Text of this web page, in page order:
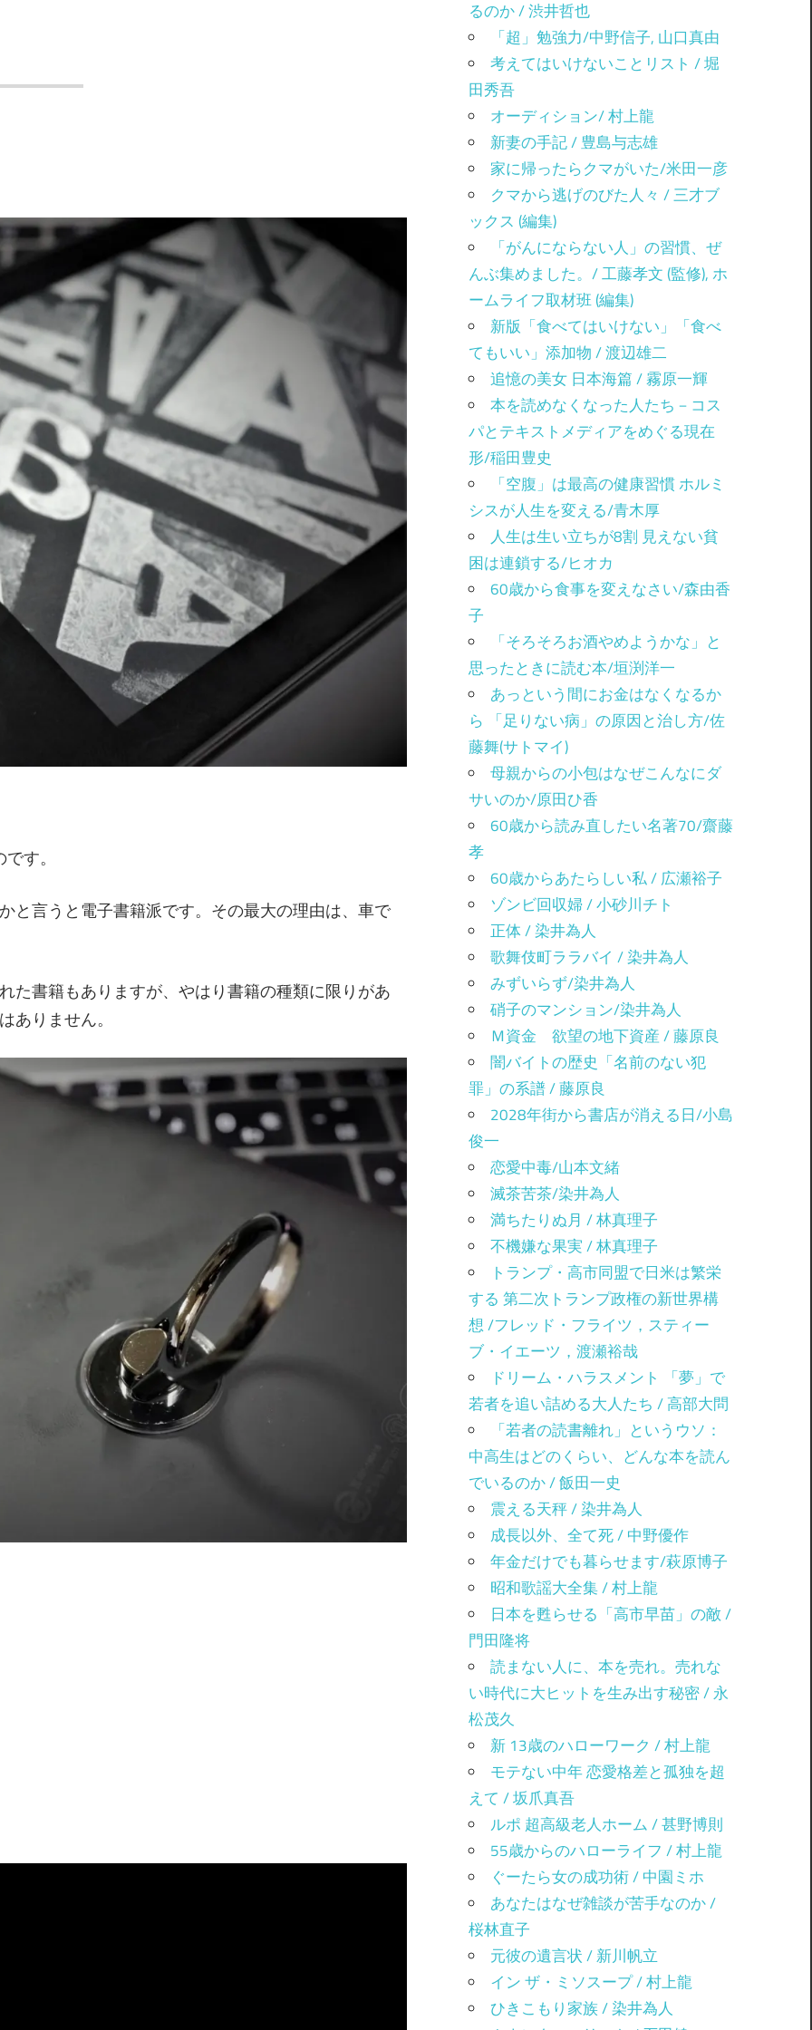
す。
と言うと電子書籍派です。その最大の理由は、車で
た書籍もありますが、やはり書籍の種類に限りがあ
ありません。
るのか / 渋井哲也
「超」勉強力/中野信子, 山口真由
考えてはいけないことリスト / 堀
田秀吾
オーディション/ 村上龍
新妻の手記 / 豊島与志雄
家に帰ったらクマがいた/米田一彦
クマから逃げのびた人々 / 三才ブ
ックス (編集)
「がんにならない人」の習慣、ぜ
んぶ集めました。/ 工藤孝文 (監修), ホ
ームライフ取材班 (編集)
新版「食べてはいけない」「食べ
てもいい」添加物 / 渡辺雄二
追憶の美女 日本海篇 / 霧原一輝
本を読めなくなった人たち－コス
パとテキストメディアをめぐる現在
形/稲田豊史
「空腹」は最高の健康習慣 ホルミ
シスが人生を変える/青木厚
人生は生い立ちが8割 見えない貧
困は連鎖する/ヒオカ
60歳から食事を変えなさい/森由香
子
「そろそろお酒やめようかな」と
思ったときに読む本/垣渕洋一
あっという間にお金はなくなるか
ら 「足りない病」の原因と治し方/佐
藤舞(サトマイ)
母親からの小包はなぜこんなにダ
サいのか/原田ひ香
60歳から読み直したい名著70/齋藤
孝
60歳からあたらしい私 / 広瀬裕子
ゾンビ回収婦 / 小砂川チト
正体 / 染井為人
歌舞伎町ララバイ / 染井為人
みずいらず/染井為人
硝子のマンション/染井為人
Ｍ資金 欲望の地下資産 / 藤原良
闇バイトの歴史「名前のない犯
罪」の系譜 / 藤原良
2028年街から書店が消える日/小島
俊一
恋愛中毒/山本文緒
滅茶苦茶/染井為人
満ちたりぬ月 / 林真理子
不機嫌な果実 / 林真理子
トランプ・高市同盟で日米は繁栄
する 第二次トランプ政権の新世界構
想 /フレッド・フライツ，スティー
ブ・イエーツ，渡瀬裕哉
ドリーム・ハラスメント 「夢」で
若者を追い詰める大人たち / 高部大問
「若者の読書離れ」というウソ：
中高生はどのくらい、どんな本を読ん
でいるのか / 飯田一史
震える天秤 / 染井為人
成長以外、全て死 / 中野優作
年金だけでも暮らせます/萩原博子
昭和歌謡大全集 / 村上龍
日本を甦らせる「高市早苗」の敵 /
門田隆将
読まない人に、本を売れ。売れな
い時代に大ヒットを生み出す秘密 / 永
松茂久
新 13歳のハローワーク / 村上龍
モテない中年 恋愛格差と孤独を超
えて / 坂爪真吾
ルポ 超高級老人ホーム / 甚野博則
55歳からのハローライフ / 村上龍
ぐーたら女の成功術 / 中園ミホ
あなたはなぜ雑談が苦手なのか /
桜林直子
元彼の遺言状 / 新川帆立
イン ザ・ミソスープ / 村上龍
ひきこもり家族 / 染井為人